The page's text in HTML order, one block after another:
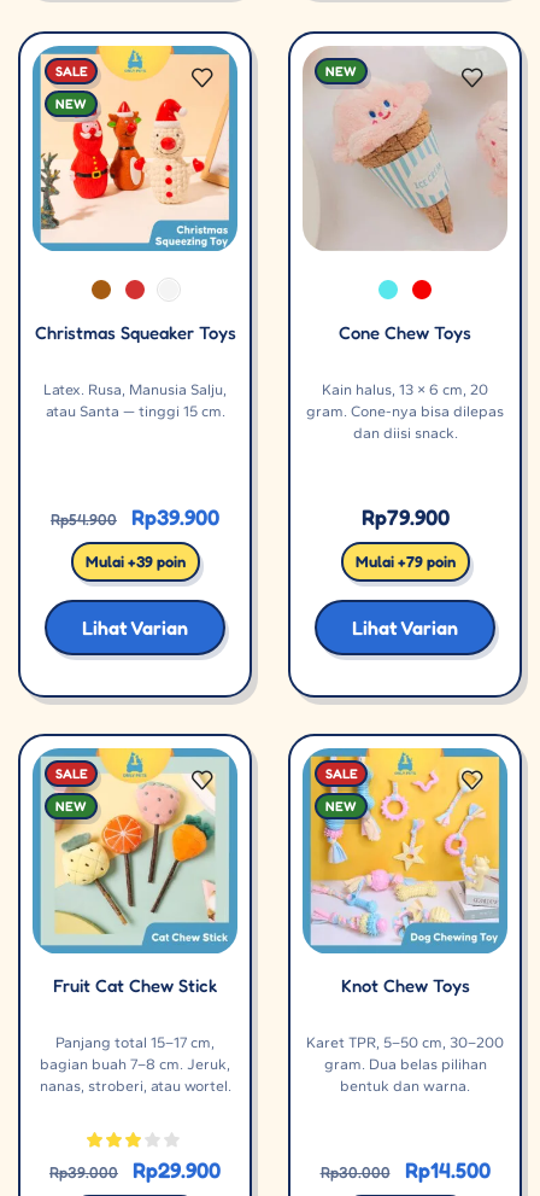
SALE
NEW
Christmas Squeaker Toys
Latex. Rusa, Manusia Salju,
atau Santa — tinggi 15 cm.
Rp54.900 Rp39.900
Mulai +39 poin
Lihat Varian
NEW
Cone Chew Toys
Kain halus, 13 × 6 cm, 20
gram. Cone-nya bisa dilepas
dan diisi snack.
Rp79.900
Mulai +79 poin
Lihat Varian
SALE
NEW
Fruit Cat Chew Stick
Panjang total 15–17 cm,
bagian buah 7–8 cm. Jeruk,
nanas, stroberi, atau wortel.
Rp39.000 Rp29.900
SALE
NEW
Knot Chew Toys
Karet TPR, 5–50 cm, 30–200
gram. Dua belas pilihan
bentuk dan warna.
Rp30.000 Rp14.500